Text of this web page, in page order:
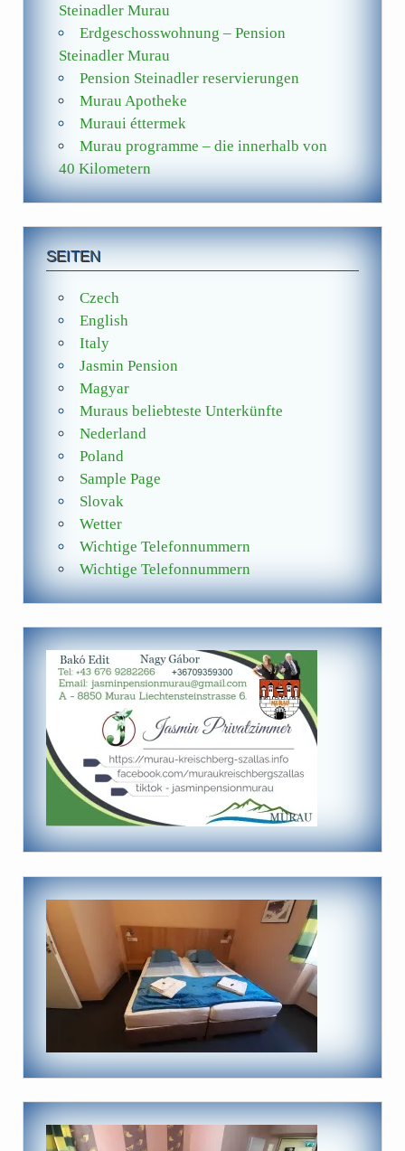
Steinadler Murau
Erdgeschosswohnung – Pension
Steinadler Murau
Pension Steinadler reservierungen
Murau Apotheke
Muraui éttermek
Murau programme – die innerhalb von
40 Kilometern
SEITEN
Czech
English
Italy
Jasmin Pension
Magyar
Muraus beliebteste Unterkünfte
Nederland
Poland
Sample Page
Slovak
Wetter
Wichtige Telefonnummern
Wichtige Telefonnummern